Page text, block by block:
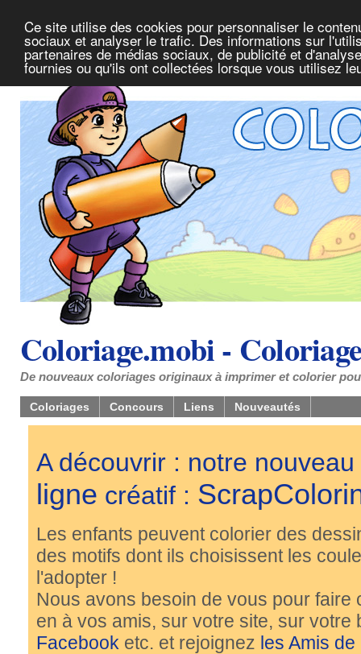
Ce site utilise des cookies pour personnaliser le
sociaux et analyser le trafic. Des informations sur
partenaires de médias sociaux, de publicité et
fournies ou qu'ils ont collectées lorsque vous utilisez
Coloriage.mobi -
De nouveaux coloriages originaux à imprimer et colorier
Coloriages Concours Liens Nouveautés
A découvrir : notre
ligne créatif :
Les enfants peuvent colorier des
des motifs dont ils choisissent les
l'adopter !
Nous avons besoin de vous pour
en à vos amis, sur votre site, sur
Facebook etc. et rejoignez les Amis